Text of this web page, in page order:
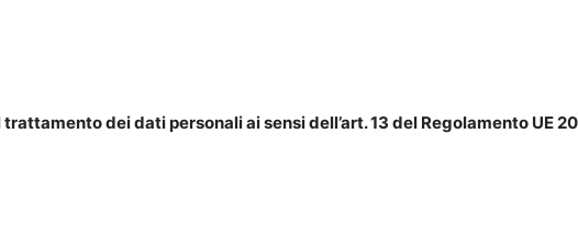
dei dati personali ai sensi dell’art. 13 del Regolamento UE